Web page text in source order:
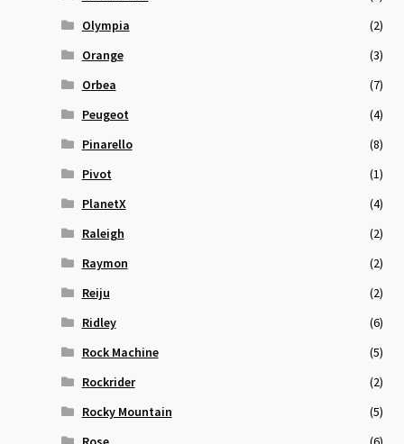
Olympia
(2)
Orange
(3)
Orbea
(7)
Peugeot
(4)
Pinarello
(8)
Pivot
(1)
PlanetX
(4)
Raleigh
(2)
Raymon
(2)
Reiju
(2)
Ridley
(6)
Rock Machine
(5)
Rockrider
(2)
Rocky Mountain
(5)